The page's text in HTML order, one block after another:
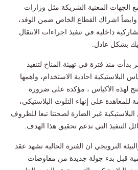
مع الجهات المعنية الشريكة مثل وزارات
وايضاً اشراك القطاع الخاص ضمن الوفد،
داخلية في تنفيذ اجراءات الانتقال
بشكل عادل.
منذ فترة في تهيئة المناخ لتنفيذ
البلاستيكية احادية الاستخدام، واهمها
لهذه الأكياس ، مؤكدة على ضرورة
للمعاهدة على إنهاء التلوث البلاستيكي،
البلاستيكية غير الضارة لصحتنا تبعا للظروف
التنفيذ التي تدعم تحقيق هذا الهدف.
النرويجي ان الفترة الحالية تشهد عقد
قبل بدء جولة جديدة من مفاوضات